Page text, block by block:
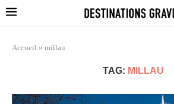
Accueil » millau
TAG: MILLAU